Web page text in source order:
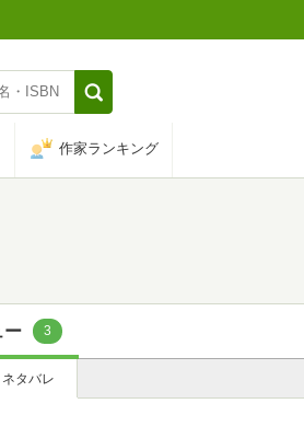
作家ランキング
ー 3
ネタバレ